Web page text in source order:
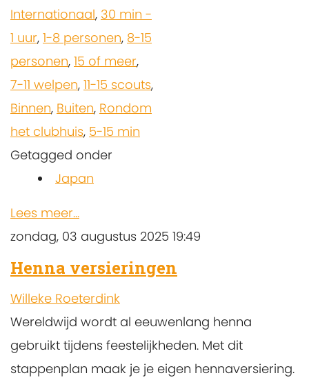
Internationaal, 30 min -
1 uur, 1-8 personen, 8-15
personen, 15 of meer,
7-11 welpen, 11-15 scouts,
Binnen, Buiten, Rondom
het clubhuis, 5-15 min
Getagged onder
Japan
Lees meer...
zondag, 03 augustus 2025 19:49
Henna versieringen
Willeke Roeterdink
Wereldwijd wordt al eeuwenlang henna
gebruikt tijdens feestelijkheden. Met dit
stappenplan maak je je eigen hennaversiering.